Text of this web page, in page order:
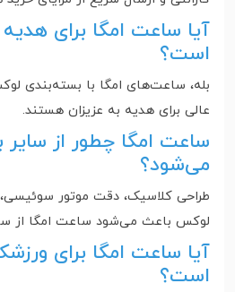
آیا ساعت امگا برای
است؟
بله، ساعت‌های امگا با بسته‌بندی
عالی برای هدیه به عزیزان هستند.
ساعت امگا چطور از سایر
می‌شود؟
طراحی کلاسیک، دقت موتور
لوکس باعث می‌شود ساعت امگا از
آیا ساعت امگا برای
است؟